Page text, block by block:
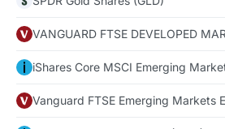
VANGUARD FTSE DEVELOPED
iShares Core MSCI Emerging
Vanguard FTSE Emerging Markets